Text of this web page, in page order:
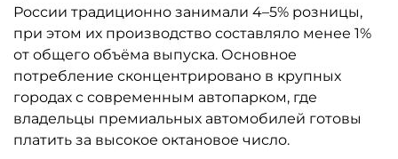
России традиционно занимали 4–5% розницы,
при этом их производство составляло менее 1%
от общего объёма выпуска. Основное
потребление сконцентрировано в крупных
городах с современным автопарком, где
владельцы премиальных автомобилей готовы
платить за высокое октановое число.